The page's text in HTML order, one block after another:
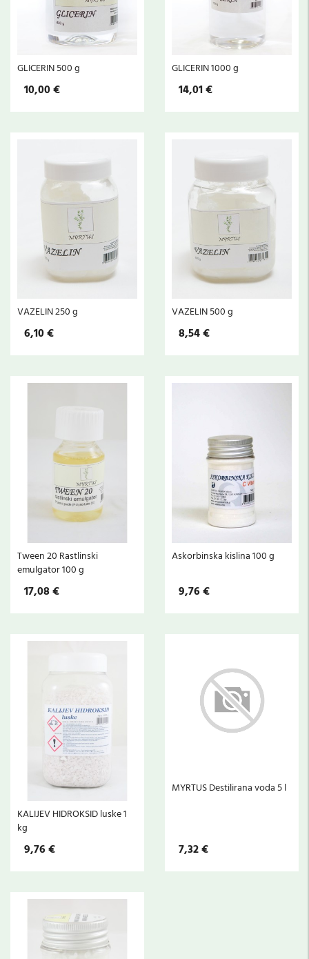
GLICERIN 500 g
10,00 €
GLICERIN 1000 g
14,01 €
VAZELIN 250 g
6,10 €
VAZELIN 500 g
8,54 €
Tween 20 Rastlinski
emulgator 100 g
17,08 €
Askorbinska kislina 100 g
9,76 €
KALIJEV HIDROKSID luske 1
kg
9,76 €
MYRTUS Destilirana voda 5 l
7,32 €